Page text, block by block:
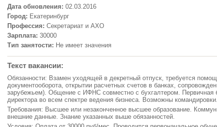
Дата обновления: 02.03.2016
Город: Екатеринбург
Профессия: Секретариат и АХО
Зарплата: 30000
Тип занятости: Не имеет значения
Текст вакансии:
Обязанности: Взамен уходящей в декретный отпуск, требуется
документооборота, открытии расчетных счетов в банках,
зарубежьем). Общение с ИФНС совместно с бухгалтером. Первичная
директора во всем спектре ведения бизнеса. Возможны
Требования: Высшее или незаконченное высшее образование.
внешние данные. Знание указанных выше обязанностей.